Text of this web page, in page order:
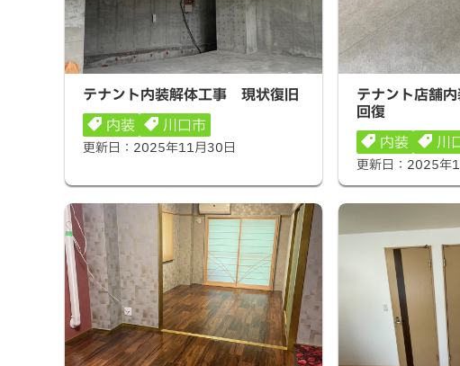
テナント内装解体工事 現状復旧
テナント内装解体工事 現状復旧
内装
川口市
更新日： 2025年11月30日
テナント店舗内
テナント店舗
回復
内装
川
更新日： 2025年